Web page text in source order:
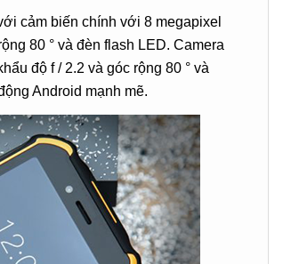
cảm biến chính với 8 megapixel
80 ° và đèn flash LED. Camera
độ f / 2.2 và góc rộng 80 ° và
Android mạnh mẽ.